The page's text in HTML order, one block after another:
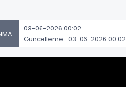
03-06-2026 00:02
Güncelleme : 03-06-2026 00:02